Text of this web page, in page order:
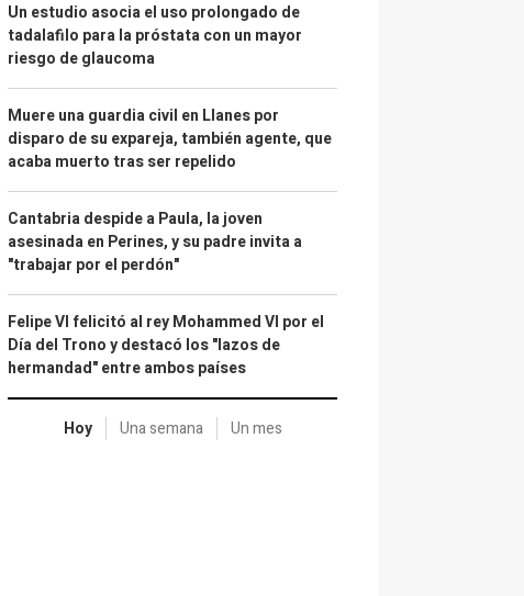
Un estudio asocia el uso prolongado de
tadalafilo para la próstata con un mayor
riesgo de glaucoma
Muere una guardia civil en Llanes por
disparo de su expareja, también agente, que
acaba muerto tras ser repelido
Cantabria despide a Paula, la joven
asesinada en Perines, y su padre invita a
"trabajar por el perdón"
Felipe VI felicitó al rey Mohammed VI por el
Día del Trono y destacó los "lazos de
hermandad" entre ambos países
Hoy Una semana Un mes